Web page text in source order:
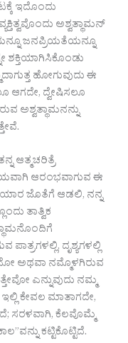
ಇದೊಂದು
ಅಶ್ವತ್ಥಾಮನ್
ಜನಪ್ರಿಯತೆಯನ್ನೂ
ಶಕ್ತಿಯಾಗಿಸಿಕೊಂಡು
ಹೋಗುವುದು ಈ
ಆಗದೇ, ದ್ವೇಷಿಸಲೂ
ಅಶ್ವತ್ಥಾಮನನ್ನು
ಆತ್ಮಚರಿತ್ರೆ
ಆರಂಭವಾಗುವ ಈ
ಜೊತೆಗೆ ಆಡಲಿ, ನನ್ನ
ತಾತ್ವಿಕ
ದೃಶ್ಯಗಳಲ್ಲಿ
ಅಥವಾ ನಮ್ಮೊಳಗಿರುವ
ಎನ್ನುವುದು ನಮ್ಮ
ಕೇವಲ ಮಾತಾಗದೇ,
ಸರಳವಾಗಿ, ಕೆಲವೊಮ್ಮೆ
ಕಟ್ಟಿಕೊಟ್ಟಿದೆ.